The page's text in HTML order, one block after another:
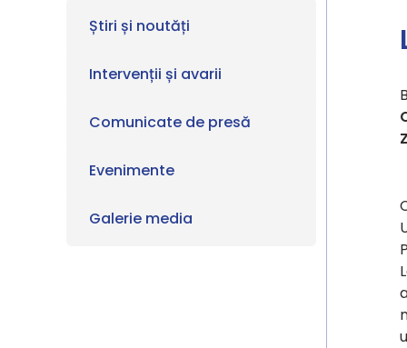
Știri și noutăți
Intervenții și avarii
Comunicate de presă
Evenimente
Galerie media